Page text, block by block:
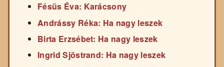
Fésüs Éva: Karácsony
Andrássy Réka: Ha nagy leszek
Birta Erzsébet: Ha nagy leszek
Ingrid Sjöstrand: Ha nagy leszek